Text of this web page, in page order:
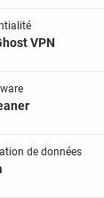
VPN
de données